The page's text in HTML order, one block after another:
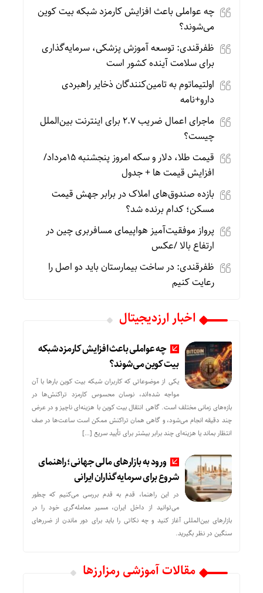
چه عواملی باعث افزایش کارمزد شبکه بیت کوین
می‌شوند؟
ظفرقندی: توسعه آموزش پزشکی، سرمایه‌گذاری
برای سلامت آینده کشور است
اولتیماتوم به تامین‌کنندگان ذخایر راهبردی
دارو+نامه
ماجرای اعمال ضریب ۲.۷ برای اینترنت بین‌الملل
چیست؟
قیمت طلا، دلار و سکه امروز پنجشنبه 15مرداد/
افزایش قیمت ها + جدول
بازده صندوق‌های املاک در برابر جهش قیمت
مسکن؛ کدام برنده شد؟
پرواز موفقیت‌آمیز هواپیمای مسافربری چین در
ارتفاع بالا /عکس
ظفرقندی: در ساخت بیمارستان باید دو اصل را
رعایت کنیم
اخبار ارزدیجیتال
چه عواملی باعث افزایش کارمزد شبکه
بیت کوین می‌شوند؟
یکی از موضوعاتی که کاربران شبکه بیت کوین بارها با آن
مواجه شده‌اند، نوسان محسوس کارمزد تراکنش‌ها در
بازه‌های زمانی مختلف است. گاهی انتقال بیت کوین با هزینه‌ای ناچیز و در عرض
چند دقیقه انجام می‌شود، و گاهی همان تراکنش ممکن است ساعت‌ها در صف
انتظار بماند یا هزینه‌ای چند برابر بیشتر برای تأیید سریع […]
ورود به بازارهای مالی جهانی؛ راهنمای
شروع برای سرمایه‌گذاران ایرانی
در این راهنما، قدم به قدم بررسی می‌کنیم که چطور
می‌توانید از داخل ایران، مسیر معامله‌گری خود را در
بازارهای بین‌المللی آغاز کنید و چه نکاتی را باید برای دور ماندن از ضررهای
سنگین در نظر بگیرید.
مقالات آموزشی رمزارزها